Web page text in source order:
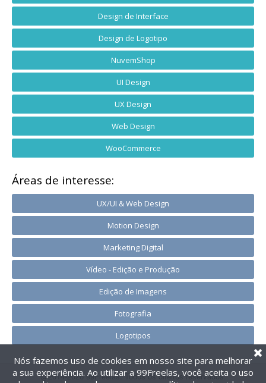
Design de Interface
Design de Logotipo
NuvemShop
UI Design
UX Design
Web Design
WooCommerce
Áreas de interesse:
UX/UI & Web Design
Motion Design
Marketing Digital
Vídeo - Edição e Produção
Edição de Imagens
Fotografia
Logotipos
@2014-2026 99Freelas. Todos os direitos reservados.
Nós fazemos uso de cookies em nosso site para melhorar
a sua experiência. Ao utilizar a 99Freelas, você aceita o uso